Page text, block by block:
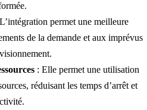
permet une meilleure
de la demande et aux imprévus
: Elle permet une utilisation
réduisant les temps d’arrêt et